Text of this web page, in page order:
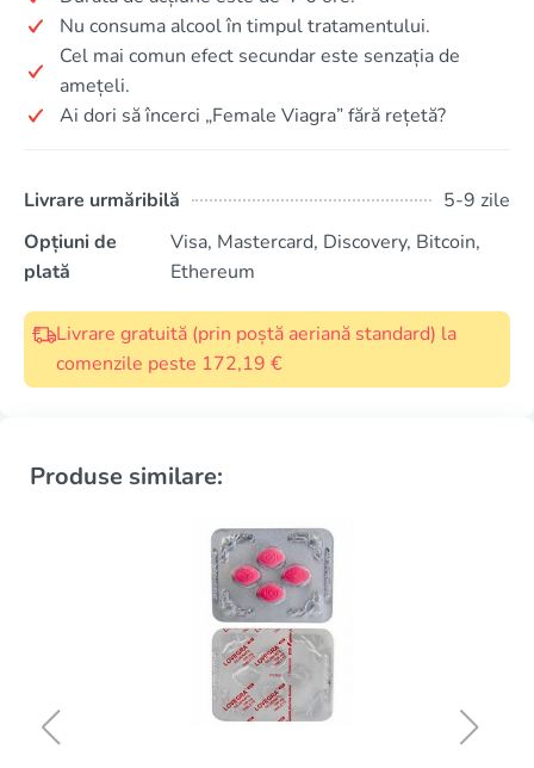
Nu consuma alcool în timpul tratamentului.
Cel mai comun efect secundar este senzația de
amețeli.
Ai dori să încerci „Female Viagra” fără rețetă?
Livrare urmăribilă
5-9 zile
Opțiuni de
plată
Visa, Mastercard, Discovery, Bitcoin,
Ethereum
Livrare gratuită (prin poștă aeriană standard) la
comenzile peste 172,19 €
Produse similare: